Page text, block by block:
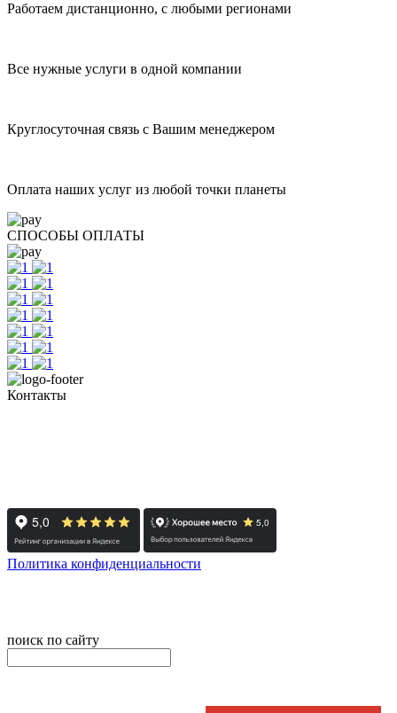
Работаем дистанционно, с любыми регионами
Все нужные услуги в одной компании
Круглосуточная связь с Вашим менеджером
Оплата наших услуг из любой точки планеты
СПОСОБЫ ОПЛАТЫ
Контакты
Политика конфиденциальности
поиск по сайту